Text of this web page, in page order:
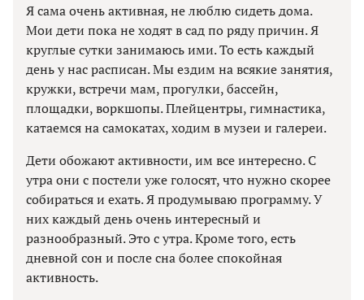
Я сама очень активная, не люблю сидеть дома.
Мои дети пока не ходят в сад по ряду причин. Я
круглые сутки занимаюсь ими. То есть каждый
день у нас расписан. Мы ездим на всякие занятия,
кружки, встречи мам, прогулки, бассейн,
площадки, воркшопы. Плейцентры, гимнастика,
катаемся на самокатах, ходим в музеи и галереи.
Дети обожают активности, им все интересно. С
утра они с постели уже голосят, что нужно скорее
собираться и ехать. Я продумываю программу. У
них каждый день очень интересный и
разнообразный. Это с утра. Кроме того, есть
дневной сон и после сна более спокойная
активность.